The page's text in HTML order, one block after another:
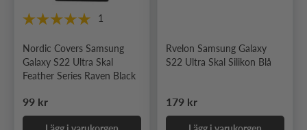
1
Nordic Covers Samsung
Galaxy S22 Ultra Skal
Feather Series Raven Black
Ordinarie pris
99 kr
Rvelon Samsung Galaxy
S22 Ultra Skal Silikon Blå
Ordinarie pris
179 kr